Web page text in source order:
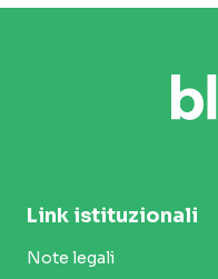
Link istituzionali
Note legali